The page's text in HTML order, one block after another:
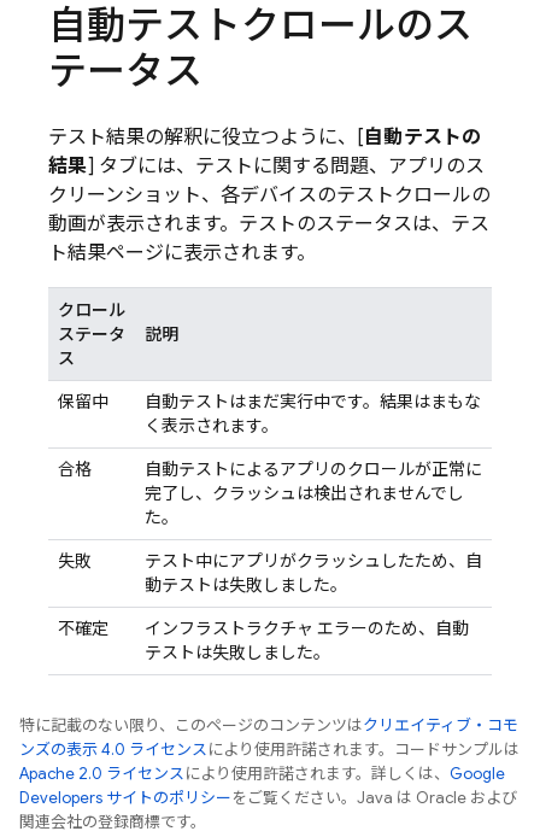
自動テストクロールのス
テータス
テスト結果の解釈に役立つように、[自動テストの
結果] タブには、テストに関する問題、アプリのス
クリーンショット、各デバイスのテストクロールの
動画が表示されます。テストのステータスは、テス
ト結果ページに表示されます。
クロール
ステータ
ス
説明
保留中
自動テストはまだ実行中です。結果はまもな
く表示されます。
合格
自動テストによるアプリのクロールが正常に
完了し、クラッシュは検出されませんでし
た。
失敗
テスト中にアプリがクラッシュしたため、自
動テストは失敗しました。
不確定
インフラストラクチャ エラーのため、自動
テストは失敗しました。
特に記載のない限り、このページのコンテンツはクリエイティブ・コモ
ンズの表示 4.0 ライセンスにより使用許諾されます。コードサンプルは
Apache 2.0 ライセンスにより使用許諾されます。詳しくは、 Google
Developers サイトのポリシーをご覧ください。Java は Oracle および
関連会社の登録商標です。